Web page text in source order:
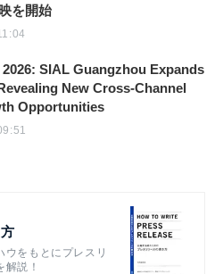
を開始
SIAL Guangzhou Expands
New Cross-Channel
Opportunities
ウをもとにプレスリ
解説！